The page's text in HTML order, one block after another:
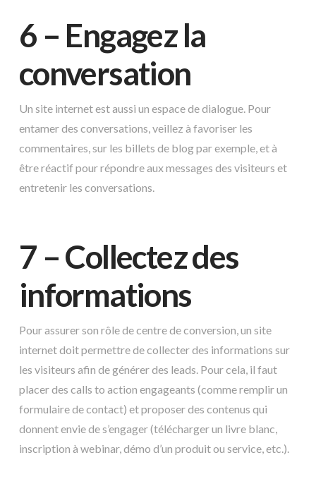
6 – Engagez la
conversation
Un site internet est aussi un espace de dialogue. Pour
entamer des conversations, veillez à favoriser les
commentaires, sur les billets de blog par exemple, et à
être réactif pour répondre aux messages des visiteurs et
entretenir les conversations.
7 – Collectez des
informations
Pour assurer son rôle de centre de conversion, un site
internet doit permettre de collecter des informations sur
les visiteurs afin de générer des leads. Pour cela, il faut
placer des calls to action engageants (comme remplir un
formulaire de contact) et proposer des contenus qui
donnent envie de s’engager (télécharger un livre blanc,
inscription à webinar, démo d’un produit ou service, etc.).